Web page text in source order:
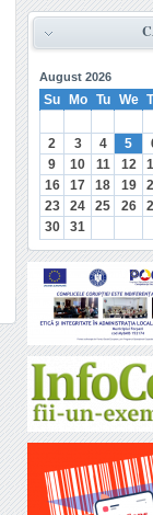
August 2026
Su Mo Tu We
2
3 4 5
9
10 11 12
16
17 18 19
23
24 25 26
30
31